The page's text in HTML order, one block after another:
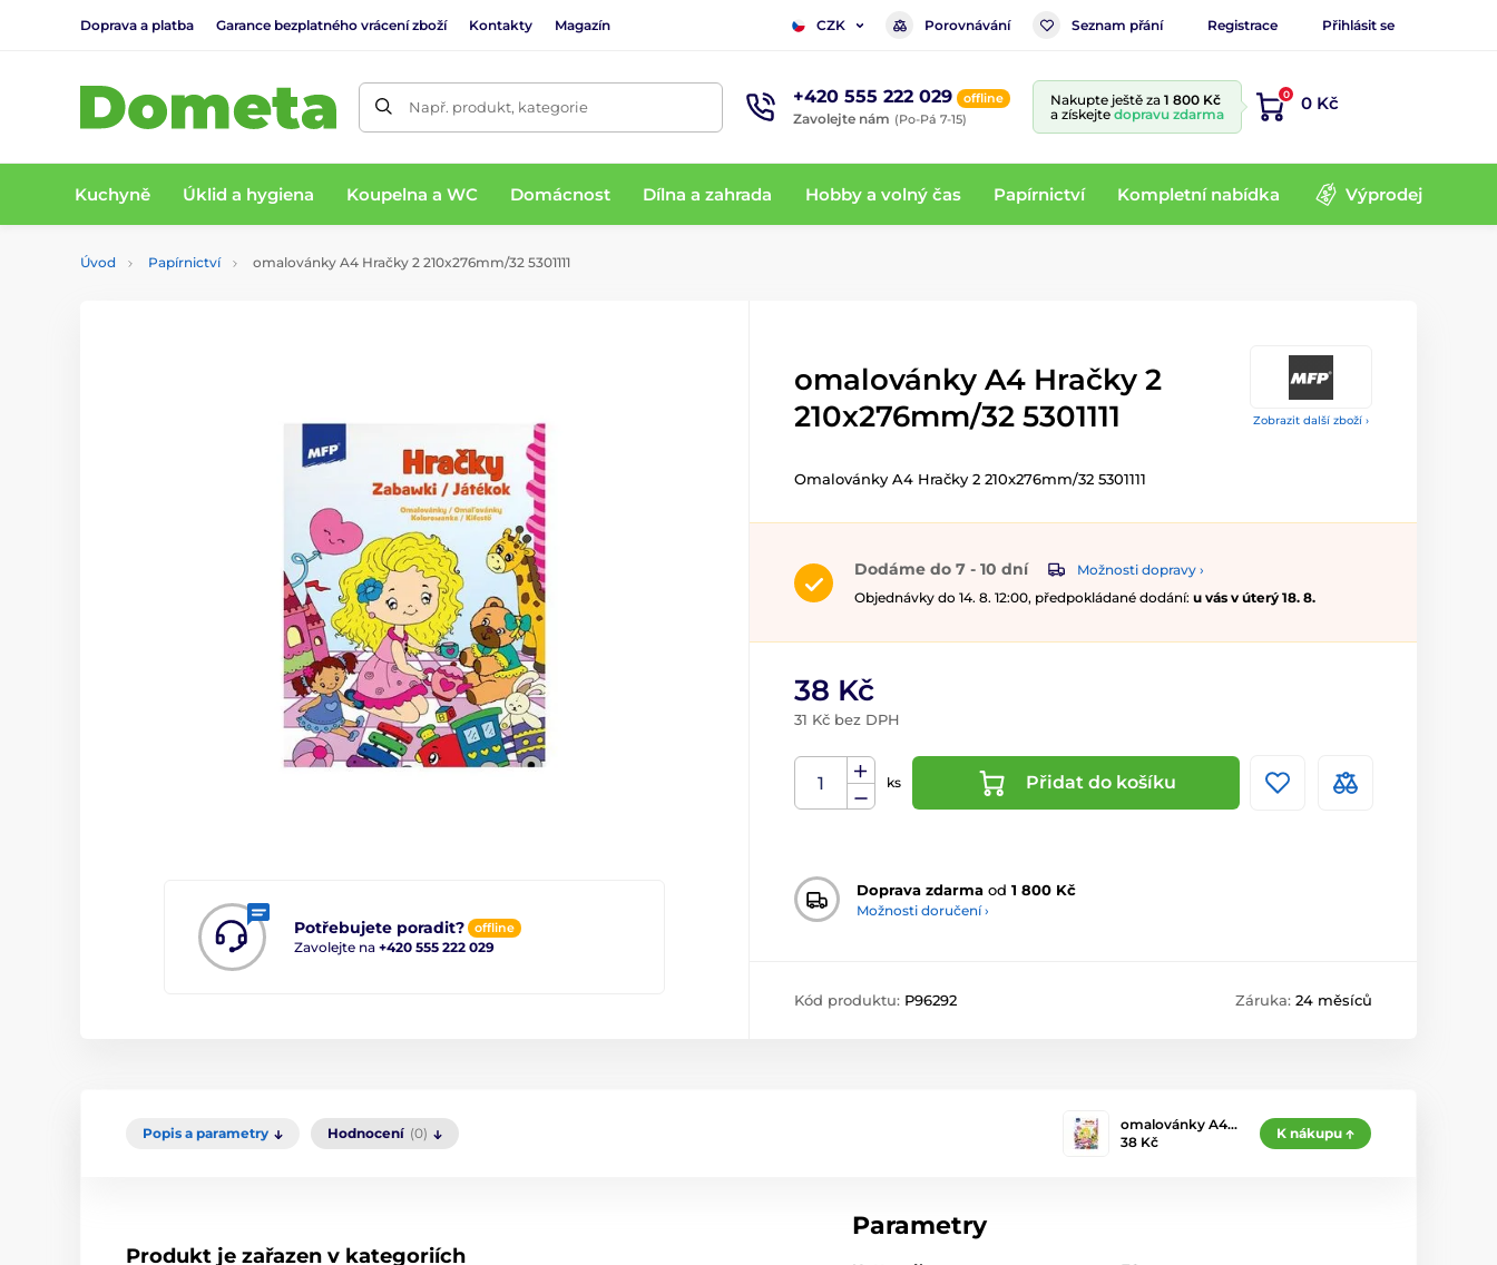
Doprava a platba Garance bezplatného vrácení zboží Kontakty Magazín CZK Porovnávání Seznam přání Registrace Přihlásit se
Např. produkt, kategorie +420 555 222 029 offline
Zavolejte nám (Po-Pá 7-15)
Nakupte ještě za 1 800 Kč
a získejte dopravu zdarma
0 0 Kč
Kuchyně Úklid a hygiena Koupelna a WC Domácnost Dílna a zahrada Hobby a volný čas Papírnictví Kompletní nabídka Výprodej
Úvod Papírnictví omalovánky A4 Hračky 2 210x276mm/32 5301111
Zobrazit další zboží ›
Potřebujete poradit? offline
Zavolejte na +420 555 222 029
omalovánky A4 Hračky 2
210x276mm/32 5301111
Omalovánky A4 Hračky 2 210x276mm/32 5301111
Dodáme do 7 - 10 dní
Možnosti dopravy ›
Objednávky do 14. 8. 12:00, předpokládané dodání: u vás v úterý 18. 8.
38 Kč
31 Kč bez DPH
ks Přidat do košíku
Doprava zdarma od 1 800 Kč
Možnosti doručení ›
Kód produktu: P96292 Záruka: 24 měsíců
Popis a parametry Hodnocení (0)
omalovánky A4…
38 Kč
K nákupu
Produkt je zařazen v kategoriích
Parametry